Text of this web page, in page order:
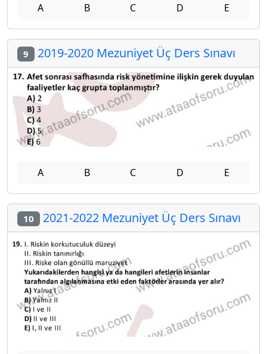
A B C D E
9 2019-2020 Mezuniyet Üç Ders Sınavı
A B C D E
10 2021-2022 Mezuniyet Üç Ders Sınavı